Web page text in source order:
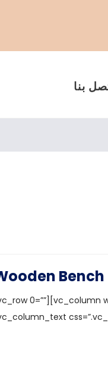
بنا
Bench
0=””][vc_column